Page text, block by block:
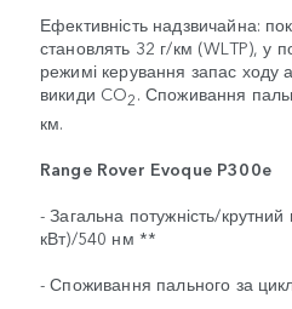
Ефективність надзвичайна:
становлять 32 г/км (WLTP), у
режимі керування запас ходу
викиди CO2. Споживання
км.
Range Rover Evoque P300e
- Загальна потужність/
кВт)/540 нм **
- Споживання пального за